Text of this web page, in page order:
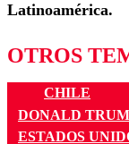
Latinoamérica.
OTROS
CHILE
DONALD
ESTADOS